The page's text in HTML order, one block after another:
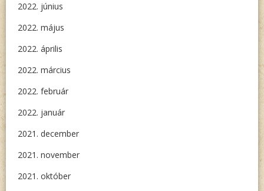
2022. június
2022. május
2022. április
2022. március
2022. február
2022. január
2021. december
2021. november
2021. október